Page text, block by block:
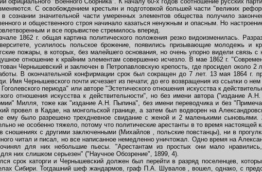
С освобождением крестьян и подготовкой большей части "великих
сознании значительной части умеренных элементов общества получило
и общественного строя начинало казаться ненужным и опасным. Но
и все порывистее стремилось вперед.
1862 г. общая картина политического положения резко видоизменилась.
усилилось польское брожение, появились призывающие молодежь и
пожары, в которых, без малейшего основания, но очень упорно видели связь
отношение к крайним элементам совершенно исчезло. В мае 1862 г.
Чернышевский и заключен в Петропавловскую крепость, где просидел около 2
В окончательной конфирмации срок был сокращен до 7 лет. 13 мая 1864 г.
Имя Чернышевского почти исчезает из печати; до его возвращения из ссылки о нем
периода" или авторе "Эстетического отношения искусства к
отношения искусства к действительности", но без имени автора ("издание
Милля, тоже как "издание А.Н. Пыпина", без имени переводчика и без
провел в Кадае, на монгольской границе, а затем был водворен на
ему было разрешено трехдневное свидание с женой и 2 маленькими
не особенно тяжело, потому что политические арестанты в то время
сношениях с другими заключенными (Михайлов , польские повстанцы), ни в
читал и писал, но все написанное немедленно уничтожал. Одно время на
для них небольшие пьесы. "Арестантам из простых они мало
них слишком серьезен" ("Научное Обозрение", 1899, 4).
срок каторги и Чернышевский должен был перейти в разряд поселенцев,
Сибири. Тогдашний шеф жандармов, граф П.А. Шувалов , вошел, однако, с